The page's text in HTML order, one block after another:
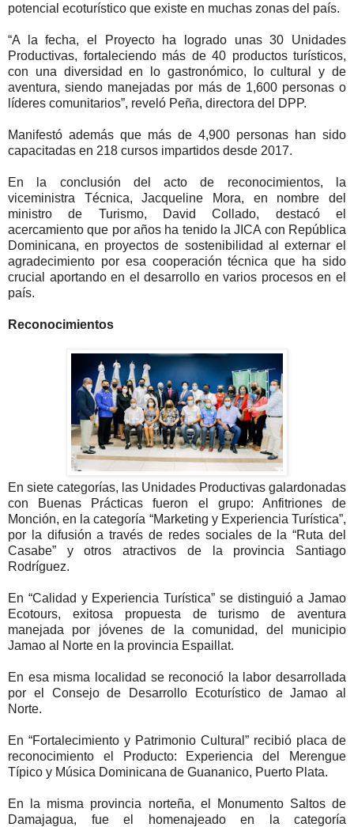
potencial ecoturístico que existe en muchas zonas del país.
“A la fecha, el Proyecto ha logrado unas 30 Unidades
Productivas, fortaleciendo más de 40 productos turísticos,
con una diversidad en lo gastronómico, lo cultural y de
aventura, siendo manejadas por más de 1,600 personas o
líderes comunitarios”, reveló Peña, directora del DPP.
Manifestó además que más de 4,900 personas han sido
capacitadas en 218 cursos impartidos desde 2017.
En la conclusión del acto de reconocimientos, la
viceministra Técnica, Jacqueline Mora, en nombre del
ministro de Turismo, David Collado, destacó el
acercamiento que por años ha tenido la JICA con República
Dominicana, en proyectos de sostenibilidad al externar el
agradecimiento por esa cooperación técnica que ha sido
crucial aportando en el desarrollo en varios procesos en el
país.
Reconocimientos
En siete categorías, las Unidades Productivas galardonadas
con Buenas Prácticas fueron el grupo: Anfitriones de
Monción, en la categoría “Marketing y Experiencia Turística”,
por la difusión a través de redes sociales de la “Ruta del
Casabe” y otros atractivos de la provincia Santiago
Rodríguez.
En “Calidad y Experiencia Turística” se distinguió a Jamao
Ecotours, exitosa propuesta de turismo de aventura
manejada por jóvenes de la comunidad, del municipio
Jamao al Norte en la provincia Espaillat.
En esa misma localidad se reconoció la labor desarrollada
por el Consejo de Desarrollo Ecoturístico de Jamao al
Norte.
En “Fortalecimiento y Patrimonio Cultural” recibió placa de
reconocimiento el Producto: Experiencia del Merengue
Típico y Música Dominicana de Guananico, Puerto Plata.
En la misma provincia norteña, el Monumento Saltos de
Damajagua, fue el homenajeado en la categoría